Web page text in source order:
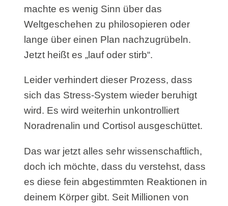
machte es wenig Sinn über das
Weltgeschehen zu philosopieren oder
lange über einen Plan nachzugrübeln.
Jetzt heißt es „lauf oder stirb“.
Leider verhindert dieser Prozess, dass
sich das Stress-System wieder beruhigt
wird. Es wird weiterhin unkontrolliert
Noradrenalin und Cortisol ausgeschüttet.
Das war jetzt alles sehr wissenschaftlich,
doch ich möchte, dass du verstehst, dass
es diese fein abgestimmten Reaktionen in
deinem Körper gibt. Seit Millionen von